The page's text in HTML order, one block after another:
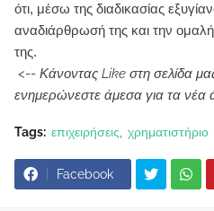
ότι, μέσω της διαδικασίας
αναδιάρθρωσή της και την ομαλή
της.
<-- Κάνοντας Like στη σελίδα
ενημερώνεστε άμεσα για τα νέα
Tags: επιχειρήσεις χρηματιστήριο
Facebook